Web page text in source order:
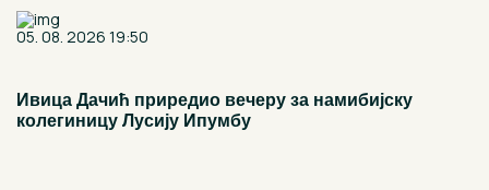
05. 08. 2026 19:50
Ивица Дачић приредио вечеру за намибијску
колегиницу Лусију Ипумбу